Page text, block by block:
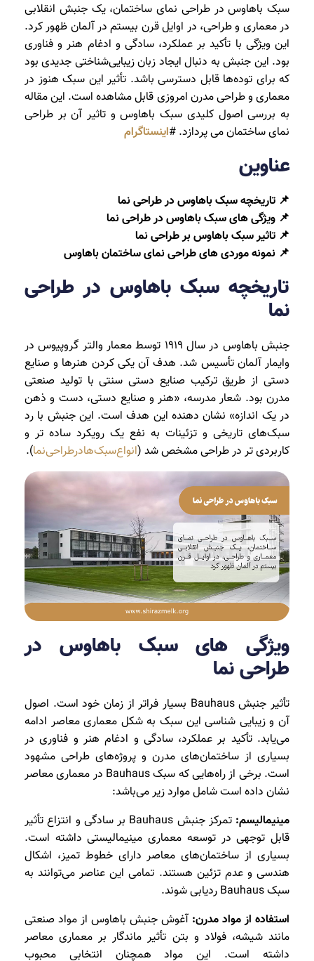
سبک باهاوس در طراحی نمای ساختمان، یک جنبش انقلابی
در معماری و طراحی، در اوایل قرن بیستم در آلمان ظهور کرد.
این ویژگی با تأکید بر عملکرد، سادگی و ادغام هنر و فناوری
بود. این جنبش به دنبال ایجاد زبان زیبایی‌شناختی جدیدی بود
که برای توده‌ها قابل دسترسی باشد. تأثیر این سبک هنوز در
معماری و طراحی مدرن امروزی قابل مشاهده است. این مقاله
به بررسی اصول کلیدی سبک باهاوس و تاثیر آن بر طراحی
نمای ساختمان می پردازد. #اینستاگرام
عناوین
📌 تاریخچه سبک باهاوس در طراحی نما
📌 ویژگی های سبک باهاوس در طراحی نما
📌 تاثیر سبک باهاوس بر طراحی نما
📌 نمونه موردی های طراحی نمای ساختمان باهاوس
تاریخچه سبک باهاوس در طراحی
نما
جنبش باهاوس در سال 1919 توسط معمار والتر گروپیوس در
وایمار آلمان تأسیس شد. هدف آن یکی کردن هنرها و صنایع
دستی از طریق ترکیب صنایع دستی سنتی با تولید صنعتی
مدرن بود. شعار مدرسه، «هنر و صنایع دستی، دست و ذهن
در یک اندازه» نشان دهنده این هدف است. این جنبش با رد
سبک‌های تاریخی و تزئینات به نفع یک رویکرد ساده تر و
کاربردی تر در طراحی مشخص شد (انواع‌سبک‌هادرطراحی‌نما).
ویژگی های سبک باهاوس در
طراحی نما
تأثیر جنبش Bauhaus بسیار فراتر از زمان خود است. اصول
آن و زیبایی شناسی این سبک به شکل معماری معاصر ادامه
می‌یابد. تأکید بر عملکرد، سادگی و ادغام هنر و فناوری در
بسیاری از ساختمان‌های مدرن و پروژه‌های طراحی مشهود
است. برخی از راه‌هایی که سبک Bauhaus در معماری معاصر
نشان داده است شامل موارد زیر می‌باشد:
مینیمالیسم:
تمرکز جنبش Bauhaus بر سادگی و انتزاع تأثیر
قابل توجهی در توسعه معماری مینیمالیستی داشته است.
بسیاری از ساختمان‌های معاصر دارای خطوط تمیز، اشکال
هندسی و عدم تزئین هستند. تمامی این عناصر می‌توانند به
سبک Bauhaus ردیابی شوند.
استفاده از مواد مدرن: آغوش جنبش باهاوس از مواد صنعتی
مانند شیشه، فولاد و بتن تأثیر ماندگار بر معماری معاصر
داشته است. این مواد همچنان انتخابی محبوب